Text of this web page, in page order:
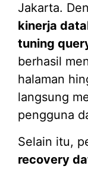
Jakarta.
kinerja
tuning
berhasil
halaman
langsung
pengguna
Selain itu,
recovery